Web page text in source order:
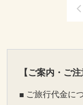
ーフ」（温泉
円）
割引がござい
ご宿泊の６
※早期申込期
ン・氏名・
【ご案内・ご注
■ ご旅行代金に